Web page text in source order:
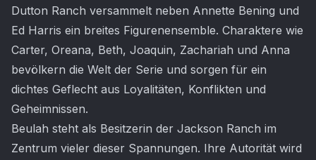
Dutton Ranch versammelt neben Annette Bening und
Ed Harris ein breites Figurenensemble. Charaktere wie
Carter, Oreana, Beth, Joaquin, Zachariah und Anna
bevölkern die Welt der Serie und sorgen für ein
dichtes Geflecht aus Loyalitäten, Konflikten und
Geheimnissen.
Beulah steht als Besitzerin der Jackson Ranch im
Zentrum vieler dieser Spannungen. Ihre Autorität wird